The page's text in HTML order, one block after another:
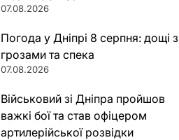
07.08.2026
Погода у Дніпрі 8 серпня: дощі з
грозами та спека
07.08.2026
Військовий зі Дніпра пройшов
важкі бої та став офіцером
артилерійської розвідки